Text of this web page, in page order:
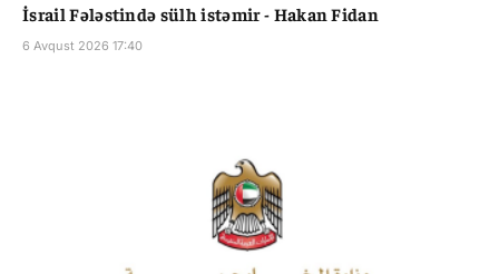
İsrail Fələstində sülh istəmir - Hakan Fidan
6 Avqust 2026 17:40